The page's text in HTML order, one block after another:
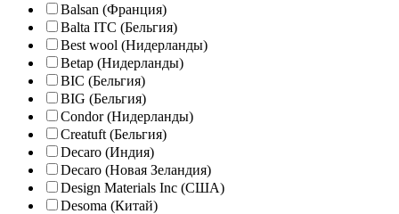
Balsan (Франция)
Balta ITC (Бельгия)
Best wool (Нидерланды)
Betap (Нидерланды)
BIC (Бельгия)
BIG (Бельгия)
Condor (Нидерланды)
Creatuft (Бельгия)
Decaro (Индия)
Decaro (Новая Зеландия)
Design Materials Inc (США)
Desoma (Китай)